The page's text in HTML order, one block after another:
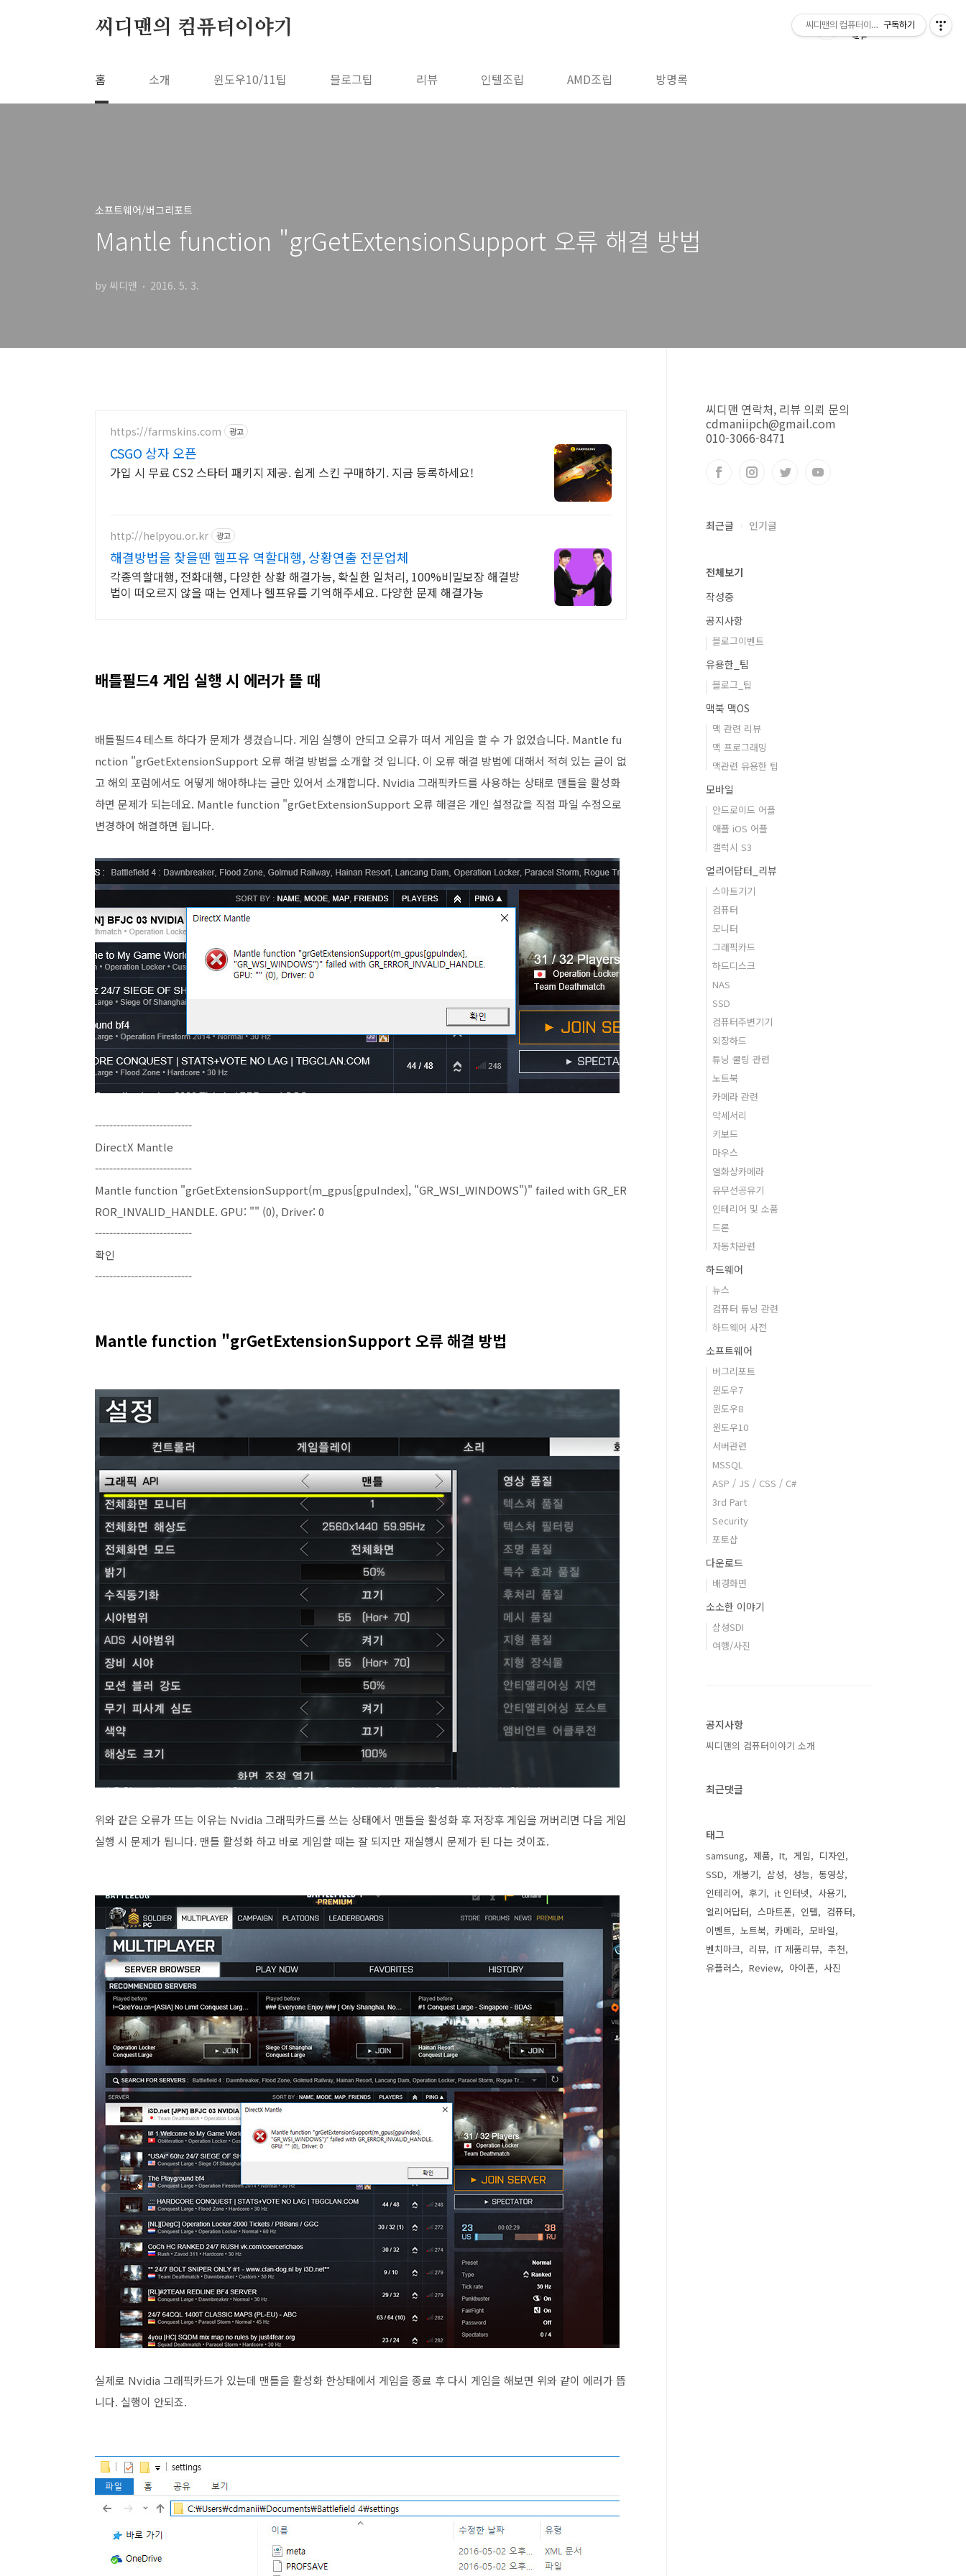
씨디맨의 컴퓨터이야기
홈 소개 윈도우10/11팁 블로그팁 리뷰 인텔조립 AMD조립 방명록
소프트웨어/버그리포트
Mantle function "grGetExtensionSupport 오류 해결 방법
by 씨디맨 2016. 5. 3.
https://farmskins.com 광고
CSGO 상자 오픈
가입 시 무료 CS2 스타터 패키지 제공. 쉽게 스킨 구매하기. 지금 등록하세요!
http://helpyou.or.kr 광고
해결방법을 찾을땐 헬프유 역할대행, 상황연출 전문업체
각종역할대행, 전화대행, 다양한 상황 해결가능, 확실한 일처리, 100%비밀보장 해결방
법이 떠오르지 않을 때는 언제나 헬프유를 기억해주세요. 다양한 문제 해결가능
배틀필드4 게임 실행 시 에러가 뜰 때
배틀필드4 테스트 하다가 문제가 생겼습니다. 게임 실행이 안되고 오류가 떠서 게임을 할 수 가 없었습니다. Mantle fu
nction "grGetExtensionSupport 오류 해결 방법을 소개할 것 입니다. 이 오류 해결 방법에 대해서 적혀 있는 글이 없
고 해외 포럼에서도 어떻게 해야하냐는 글만 있어서 소개합니다. Nvidia 그래픽카드를 사용하는 상태로 맨틀을 활성화
하면 문제가 되는데요. Mantle function "grGetExtensionSupport 오류 해결은 개인 설정값을 직접 파일 수정으로
변경하여 해결하면 됩니다.
---------------------------
DirectX Mantle
---------------------------
Mantle function "grGetExtensionSupport(m_gpus[gpuIndex], "GR_WSI_WINDOWS")" failed with GR_ER
ROR_INVALID_HANDLE. GPU: "" (0), Driver: 0
---------------------------
확인
---------------------------
Mantle function "grGetExtensionSupport 오류 해결 방법
위와 같은 오류가 뜨는 이유는 Nvidia 그래픽카드를 쓰는 상태에서 맨틀을 활성화 후 저장후 게임을 꺼버리면 다음 게임
실행 시 문제가 됩니다. 맨틀 활성화 하고 바로 게임할 때는 잘 되지만 재실행시 문제가 된 다는 것이죠.
실제로 Nvidia 그래픽카드가 있는데 맨틀을 활성화 한상태에서 게임을 종료 후 다시 게임을 해보면 위와 같이 에러가 뜹
니다. 실행이 안되죠.
씨디맨 연락처, 리뷰 의뢰 문의
cdmaniipch@gmail.com
010-3066-8471
최근글 인기글
전체보기
작성중
공지사항
블로그이벤트
유용한_팁
블로그_팁
맥북 맥OS
맥 관련 리뷰
맥 프로그래밍
맥관련 유용한 팁
모바일
안드로이드 어플
애플 iOS 어플
갤럭시 S3
얼리어답터_리뷰
스마트기기
컴퓨터
모니터
그래픽카드
하드디스크
NAS
SSD
컴퓨터주변기기
외장하드
튜닝 쿨링 관련
노트북
카메라 관련
악세서리
키보드
마우스
열화상카메라
유무선공유기
인테리어 및 소품
드론
자동차관련
하드웨어
뉴스
컴퓨터 튜닝 관련
하드웨어 사전
소프트웨어
버그리포트
윈도우7
윈도우8
윈도우10
서버관련
MSSQL
ASP / JS / CSS / C#
3rd Part
Security
포토샵
다운로드
배경화면
소소한 이야기
삼성SDI
여행/사진
공지사항
씨디맨의 컴퓨터이야기 소개
최근댓글
태그
samsung 제품 It 게임
디자인
SSD
개봉기 삼성 성능
동영상
인테리어
후기 it 인터넷
사용기
얼리어답터
스마트폰 인텔
컴퓨터
이벤트
노트북 카메라
모바일
벤치마크
리뷰 IT 제품리뷰
추천
유플러스
Review 아이폰 사진
씨디맨의 컴퓨터이야기구독하기